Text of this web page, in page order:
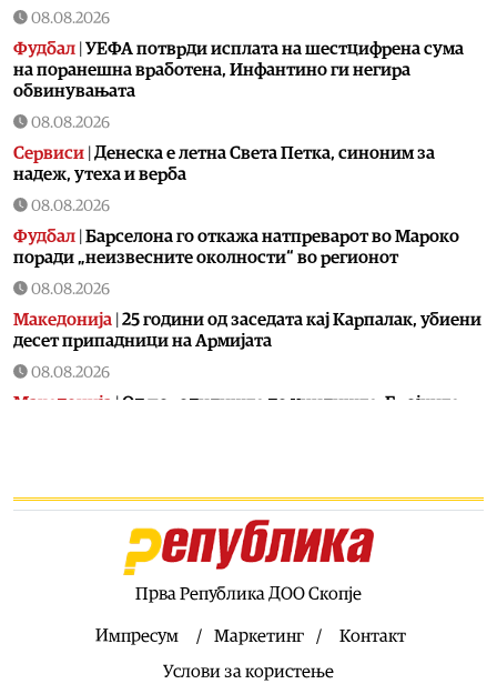
08.08.2026
Фудбал УЕФА потврди исплата на шестцифрена сума
на поранешна вработена, Инфантино ги негира
обвинувањата
08.08.2026
Сервиси Денеска е летна Света Петка, синоним за
надеж, утеха и верба
08.08.2026
Фудбал Барселона го откажа натпреварот во Мароко
поради „неизвесните околности“ во регионот
08.08.2026
Македонија 25 години од заседата кај Карпалак, убиени
десет припадници на Армијата
08.08.2026
Македонија | Од породилиште до училиште: Бројките
Кујнски тефтер|Ледено кафе со сладолед: Совршена
летна напивка која освежува и буди
Над 240 случаи на вирусот Западен Нил во
08.08.2026
Тргнал за Германија, па по неколку километри
Прва Република ДОО Скопје
Импресум Маркетинг
Контакт
Услови за користење